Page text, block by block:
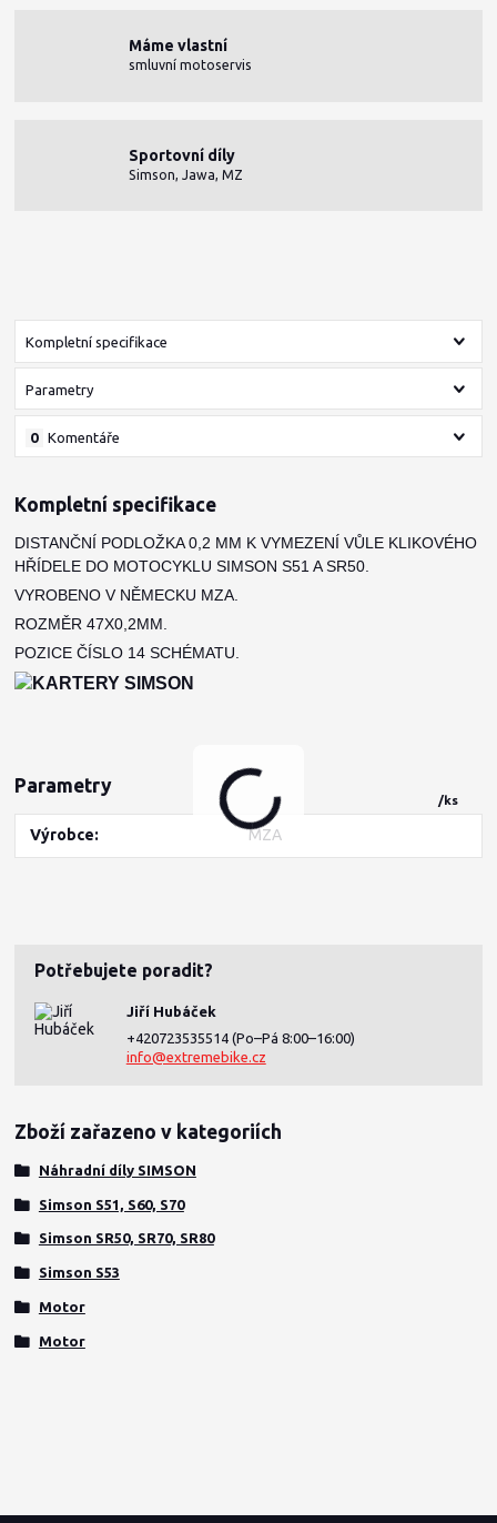
/ks
Máme vlastní
smluvní motoservis
Sportovní díly
Simson, Jawa, MZ
Kompletní specifikace
Parametry
Komentáře
0
Kompletní specifikace
DISTANČNÍ PODLOŽKA 0,2 MM K VYMEZENÍ VŮLE KLIKOVÉHO
HŘÍDELE DO MOTOCYKLU SIMSON S51 A SR50.
VYROBENO V NĚMECKU MZA.
ROZMĚR 47X0,2MM.
POZICE ČÍSLO 14 SCHÉMATU.
Parametry
Výrobce MZA
Potřebujete poradit?
Jiří Hubáček
+420723535514 (Po–Pá 8:00–16:00)
info@extremebike.cz
Zboží zařazeno v kategoriích
Náhradní díly SIMSON
Simson S51, S60, S70
Simson SR50, SR70, SR80
Simson S53
Motor
Motor